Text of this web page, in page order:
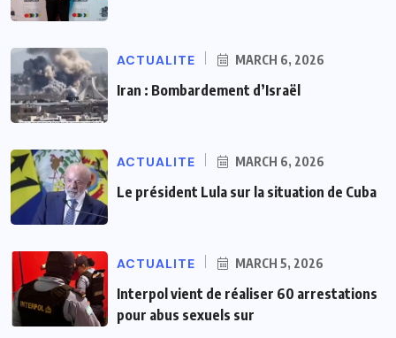
ACTUALITE MARCH 6, 2026
Iran : Bombardement d’Israël
ACTUALITE MARCH 6, 2026
Le président Lula sur la situation de Cuba
ACTUALITE MARCH 5, 2026
Interpol vient de réaliser 60 arrestations
pour abus sexuels sur